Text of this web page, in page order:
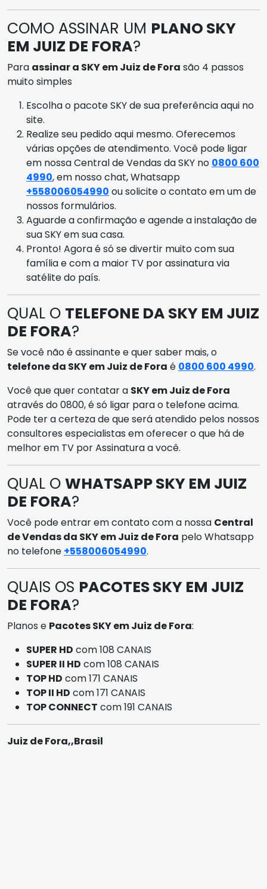
COMO ASSINAR UM PLANO SKY
EM JUIZ DE FORA?
Para assinar a SKY em Juiz de Fora são 4 passos
muito simples
Escolha o pacote SKY de sua preferência aqui no
site.
Realize seu pedido aqui mesmo. Oferecemos
várias opções de atendimento. Você pode ligar
em nossa Central de Vendas da SKY no 0800 600
4990, em nosso chat, Whatsapp
+558006054990 ou solicite o contato em um de
nossos formulários.
Aguarde a confirmação e agende a instalação de
sua SKY em sua casa.
Pronto! Agora é só se divertir muito com sua
família e com a maior TV por assinatura via
satélite do país.
QUAL O TELEFONE DA SKY EM JUIZ
DE FORA?
Se você não é assinante e quer saber mais, o
telefone da SKY em Juiz de Fora é 0800 600 4990.
Você que quer contatar a SKY em Juiz de Fora
através do 0800, é só ligar para o telefone acima.
Pode ter a certeza de que será atendido pelos nossos
consultores especialistas em oferecer o que há de
melhor em TV por Assinatura a você.
QUAL O WHATSAPP SKY EM JUIZ
DE FORA?
Você pode entrar em contato com a nossa Central
de Vendas da SKY em Juiz de Fora pelo Whatsapp
no telefone +558006054990.
QUAIS OS PACOTES SKY EM JUIZ
DE FORA?
Planos e Pacotes SKY em Juiz de Fora:
SUPER HD com 108 CANAIS
SUPER II HD com 108 CANAIS
TOP HD com 171 CANAIS
TOP II HD com 171 CANAIS
TOP CONNECT com 191 CANAIS
Juiz de Fora,,Brasil